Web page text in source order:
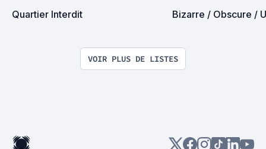
Quartier Interdit Bizarre / Obscure /
VOIR PLUS DE LISTES